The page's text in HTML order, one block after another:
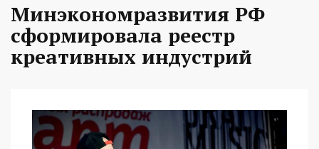
Минэкономразвития РФ
сформировала реестр
креативных индустрий